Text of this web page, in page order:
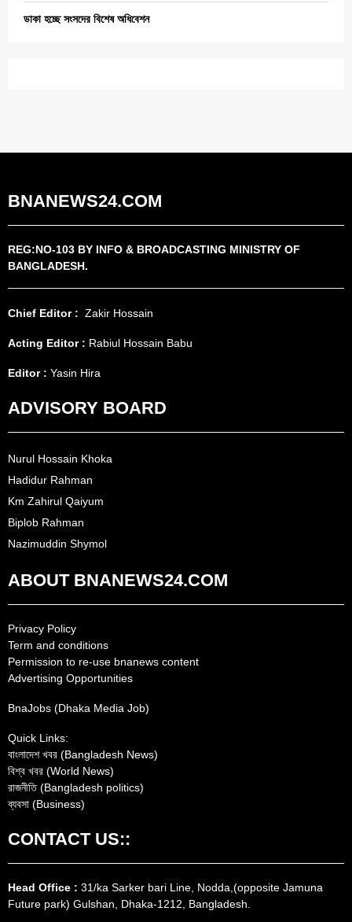
ডাকা হচ্ছে সংসদের বিশেষ অধিবেশন
BNANEWS24.COM
REG:NO-103 BY INFO & BROADCASTING MINISTRY OF
BANGLADESH.
Chief Editor : Zakir Hossain
Acting Editor : Rabiul Hossain Babu
Editor : Yasin Hira
ADVISORY BOARD
Nurul Hossain Khoka
Hadidur Rahman
Km Zahirul Qaiyum
Biplob Rahman
Nazimuddin Shymol
ABOUT BNANEWS24.COM
Privacy Policy
Term and conditions
Permission to re-use bnanews content
Advertising Opportunities
BnaJobs (Dhaka Media Job)
Quick Links:
বাংলাদেশ খবর (Bangladesh News)
বিশ্ব খবর (World News)
রাজনীতি (Bangladesh politics)
ব্যবসা (Business)
CONTACT US::
Head Office : 31/ka Sarker bari Line, Nodda,(opposite Jamuna
Future park) Gulshan, Dhaka-1212, Bangladesh.